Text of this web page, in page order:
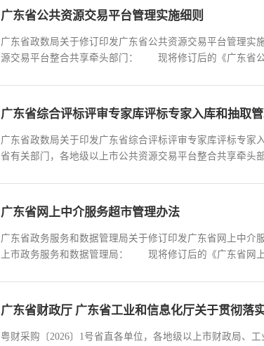
广东省公共资源交易平台管理实施细则
广东省政数局关于修订印发广东省公共资源交易平台管理实
源交易平台整合共享牵头部门： 现将修订后的《广东省公
广东省综合评标评审专家库评标专家入库和抽取管
广东省政数局关于印发广东省综合评标评审专家库评标专家
省有关部门，各地级以上市公共资源交易平台整合共享牵头
广东省网上中介服务超市管理办法
广东省政务服务和数据管理局关于修订印发广东省网上中介
上市政务服务和数据管理局： 现将修订后的《广东省网
粤财采购〔2026〕1号省直各单位，各地级以上市财政局、